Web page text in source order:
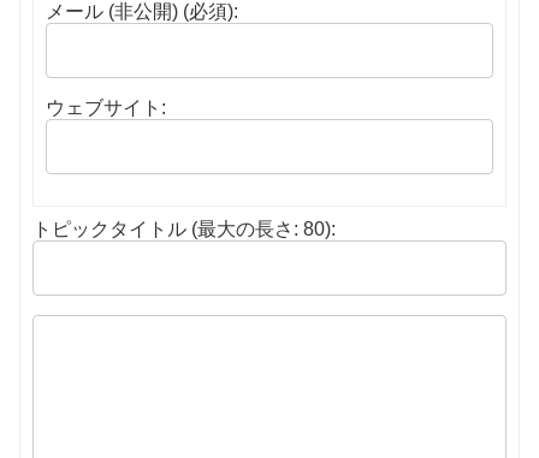
メール (非公開) (必須):
ウェブサイト:
トピックタイトル (最大の長さ: 80):